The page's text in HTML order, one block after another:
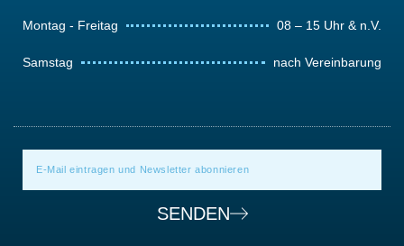
Montag - Freitag 08 – 15 Uhr & n.V.
Samstag nach Vereinbarung
SENDEN